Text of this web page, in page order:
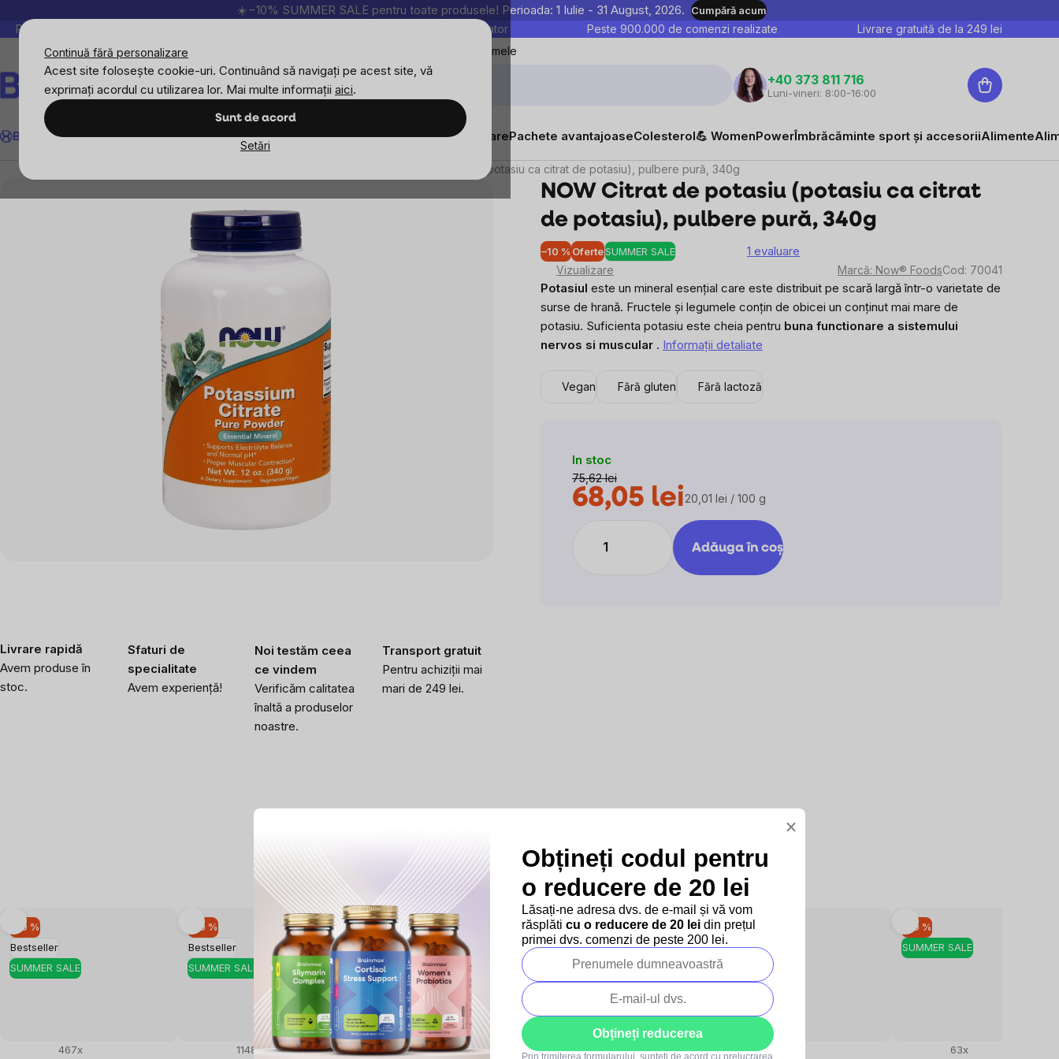
Continuă fără personalizare
Acest site folosește cookie-uri. Continuând să navigați pe acest site, vă
exprimați acordul cu utilizarea lor. Mai multe informații aici.
Sunt de acord
Setări
☀️−10% SUMMER SALE pentru toate produsele! Perioada: 1 Iulie - 31 August, 2026. Cumpără acum
Peste 200.000 de recenzii verificate Produsele noastre sunt testate în laborator Peste 900.000 de comenzi realizate Livrare gratuită de la 249 lei
Favoritele mele
Căutare
+40 373 811 716
Luni-vineri: 8:00-16:00
Coş
de
BrainMax
SportImunitateFemeiBărbațiCopiiObiectiveNoutățiSuplimente alimentarePachete avantajoaseColesterol💪 WomenPowerÎmbrăcăminte sport și accesoriiAlimente
NOW Citrat de potasiu (potasiu ca citrat de potasiu), pulbere pură, 340g
NOW Citrat de potasiu (potasiu ca citrat
de potasiu), pulbere pură, 340g
–10 % OferteSUMMER SALE
Evaluarea
a
produsului
este
5,0
1 evaluare
Livrare rapidă
Avem produse în
stoc.
Sfaturi de
specialitate
Avem experiență!
Noi testăm ceea
ce vindem
Verificăm calitatea
înaltă a produselor
noastre.
Transport gratuit
Pentru achiziții mai
mari de 249 lei.
Vizualizare Marcă: Now® FoodsCod: 70041
Potasiul este un mineral esențial care este distribuit pe scară largă într-o varietate de
surse de hrană. Fructele și legumele conțin de obicei un conținut mai mare de
potasiu. Suficienta potasiu este cheia pentru buna functionare a sistemului
nervos si muscular . Informaţii detaliate
Vegan Fără gluten Fără lactoză
In stoc
75,62 lei
68,05 leiEvaluare
preţ:
20,01 lei / 100 g
Adăuga în coş
Produse asociate
Bestseller
SUMMER SALE
–10 %
467x
Bestseller
SUMMER SALE
–10 %
1148x
SUMMER SALE
–10 %
595x
SUMMER SALE
–10 %
119x
SUMMER SALE
–10 %
SUMMER SALE
–10 %
63x
×
Obțineți codul pentru
o reducere de 20 lei
Lăsați-ne adresa dvs. de e-mail și vă vom
răsplăti cu o reducere de 20 lei din prețul
primei dvs. comenzi de peste 200 lei.
Obțineți reducerea
Prin trimiterea formularului, sunteți de acord cu prelucrarea